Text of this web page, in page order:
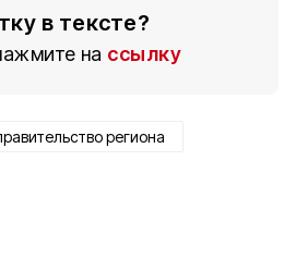
в тексте?
на ссылку
региона